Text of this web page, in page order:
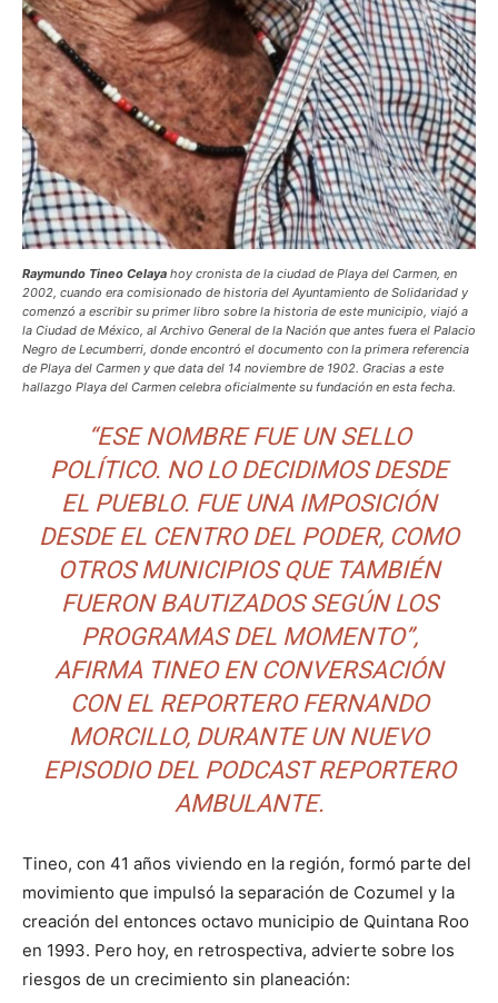
Raymundo Tineo Celaya hoy cronista de la ciudad de Playa del Carmen, en
2002, cuando era comisionado de historia del Ayuntamiento de Solidaridad y
comenzó a escribir su primer libro sobre la historia de este municipio, viajó a
la Ciudad de México, al Archivo General de la Nación que antes fuera el Palacio
Negro de Lecumberri, donde encontró el documento con la primera referencia
de Playa del Carmen y que data del 14 noviembre de 1902. Gracias a este
hallazgo Playa del Carmen celebra oficialmente su fundación en esta fecha.
“ESE NOMBRE FUE UN SELLO
POLÍTICO. NO LO DECIDIMOS DESDE
EL PUEBLO. FUE UNA IMPOSICIÓN
DESDE EL CENTRO DEL PODER, COMO
OTROS MUNICIPIOS QUE TAMBIÉN
FUERON BAUTIZADOS SEGÚN LOS
PROGRAMAS DEL MOMENTO”,
AFIRMA TINEO EN CONVERSACIÓN
CON EL REPORTERO FERNANDO
MORCILLO, DURANTE UN NUEVO
EPISODIO DEL PODCAST REPORTERO
AMBULANTE.
Tineo, con 41 años viviendo en la región, formó parte del
movimiento que impulsó la separación de Cozumel y la
creación del entonces octavo municipio de Quintana Roo
en 1993. Pero hoy, en retrospectiva, advierte sobre los
riesgos de un crecimiento sin planeación: